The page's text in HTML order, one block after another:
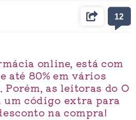
12
online, está com
até 80% em vários
as leitoras do O
um código extra para
na compra!